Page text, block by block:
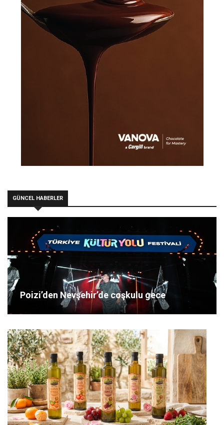
GÜNCEL HABERLER
Poizi’den Nevşehir’de coşkulu gece